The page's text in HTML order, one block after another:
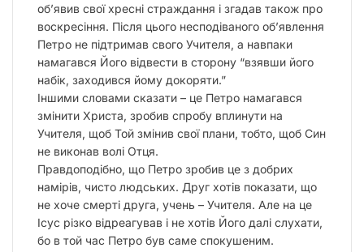
обʼявив свої хресні страждання і згадав також про
воскресіння. Після цього несподіваного обʼявлення
Петро не підтримав свого Учителя, а навпаки
намагався Його відвести в сторону “взявши його
набік, заходився йому докоряти.”
Іншими словами сказати – це Петро намагався
змінити Христа, зробив спробу вплинути на
Учителя, щоб Той змінив свої плани, тобто, щоб Син
не виконав волі Отця.
Правдоподібно, що Петро зробив це з добрих
намірів, чисто людських. Друг хотів показати, що
не хоче смерті друга, учень – Учителя. Але на це
Ісус різко відреагував і не хотів Його далі слухати,
бо в той час Петро був саме спокушеним.